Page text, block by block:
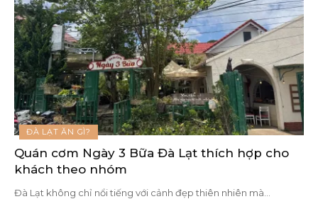
ĐÀ LẠT ĂN GÌ?
Quán cơm Ngày 3 Bữa Đà Lạt thích hợp cho
khách theo nhóm
Đà Lạt không chỉ nổi tiếng với cảnh đẹp thiên nhiên mà